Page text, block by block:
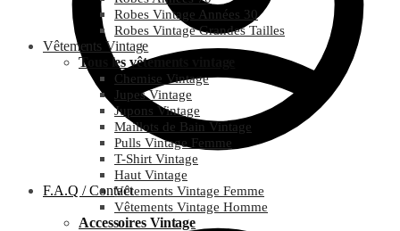
F.A.Q / Contact
Robes Vintage Années 30
Robes Vintage Grandes Tailles
Vêtements Vintage
Tous les vêtements vintage
Chemise Vintage
Jupes Vintage
Jupons Vintage
Maillots de Bain Vintage
Pulls Vintage Femme
T-Shirt Vintage
Haut Vintage
Vêtements Vintage Femme
Vêtements Vintage Homme
Accessoires Vintage